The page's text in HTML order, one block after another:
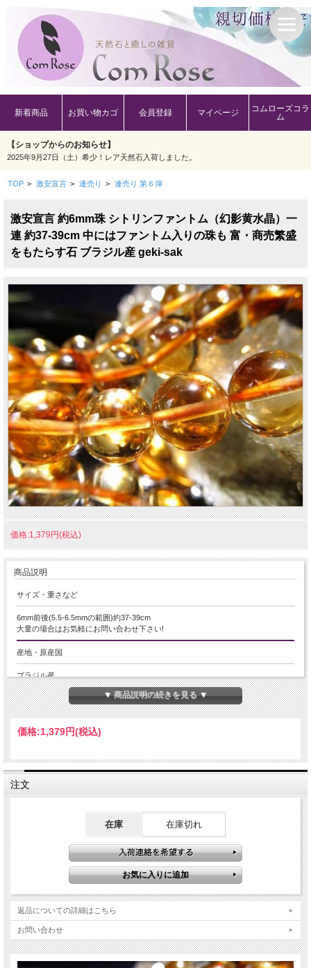
新着商品 お買い物カゴ 会員登録 マイページ
コムローズコラ
ム
【ショップからのお知らせ】
2025年9月27日（土）希少！レア天然石入荷しました。
TOP > 激安宣言 > 連売り > 連売り 第６弾
激安宣言 約6mm珠 シトリンファントム（幻影黄水晶）一
連 約37-39cm 中にはファントム入りの珠も 富・商売繁盛
をもたらす石 ブラジル産 geki-sak
価格:1,379円(税込)
商品説明
サイズ・重さなど
6mm前後(5.5-6.5mmの範囲)約37-39cm
大量の場合はお気軽にお問い合わせ下さい!
産地・原産国
ブラジル産
グレードなど
-
商品説明
11月の誕生石として知られるシトリン。
黄色みを帯びたクォーツで、定番中の定番石です。
シトリンの名は、フランス語の「シトロン（citron）」に由来します。
シトロンはインド原産のミカン科の植物で、淡い黄色の実を持つ果物です。
その名前が示す通り、シトリンの宝石は果実のような瑞々しい見た目を持ち、天
然石の中でも非常に有名で人気があります。
【意味合い云われ・伝承等】
古くから「商売の繁盛」と「富」をもたらす「幸運の石」として大切にされてき
たシトリン。
これから新しく事業を始めようとする人や、会社をもっと拡大したいと願う人に
途中で困難や壁が生じたとしても、それを克服する勇気や知恵を与えてくれると
いわれています。
▼ 商品説明の続きを見る ▼
価格:1,379円(税込)
注文
在庫 在庫切れ
返品についての詳細はこちら
お問い合わせ